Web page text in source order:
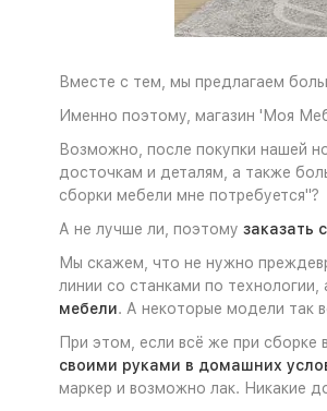
Вместе с тем, мы предлагаем
Именно поэтому, магазин 'Моя
Возможно, после покупки нашей
досточкам и деталям, а также
сборки мебели мне потребуется"?
А не лучше ли, поэтому заказать
Мы скажем, что не нужно
линии со станками по
мебели. А некоторые модели так
При этом, если всё же при сборке
своими руками в домашних
маркер и возможно лак. Никакие